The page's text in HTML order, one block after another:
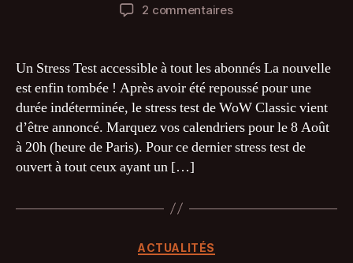
2 commentairessur
WoW
Européen
Un Stress Test accessible à tout les abonnés La nouvelle
est enfin tombée ! Après avoir été repoussé pour une
durée indéterminée, le stress test de WoW Classic vient
d’être annoncé. Marquez vos calendriers pour le 8 Août
à 20h (heure de Paris). Pour ce dernier stress test de
ouvert à tout ceux ayant un […]
Catégories
ACTUALITÉS